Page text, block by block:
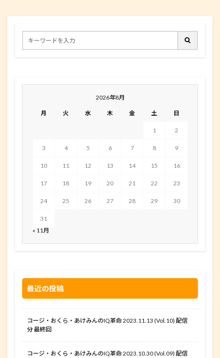
2026年8月
月 火 水 木 金 土 日
1 2
3 4 5 6 7 8 9
10 11 12 13 14 15 16
17 18 19 20 21 22 23
24 25 26 27 28 29 30
31
« 11月
最近の投稿
コージ・おくら・あけみんのIQ革命 2023.11.13 (Vol.10) 配信
分 最終回
コージ・おくら・あけみんのIQ革命 2023.10.30 (Vol.09) 配信